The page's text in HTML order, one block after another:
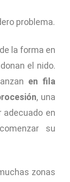
problema.
la forma en
el nido.
en fila
, una
adecuado en
su
zonas